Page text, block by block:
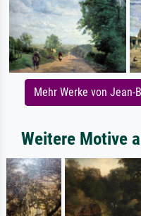
Mehr Werke von
Weitere Motive